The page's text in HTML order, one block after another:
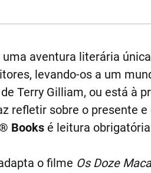
uma aventura literária
levando-os a um
Terry Gilliam, ou está à
refletir sobre o presente
Booksé leitura
o filme Os Doze